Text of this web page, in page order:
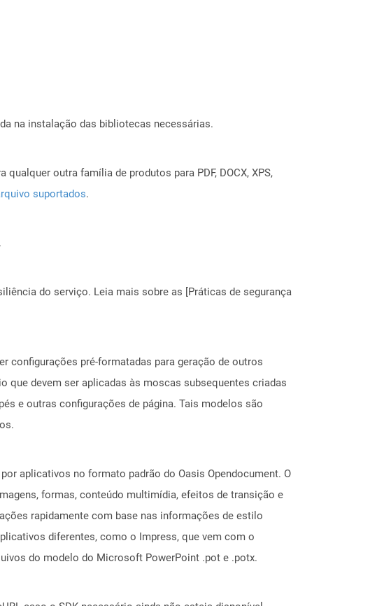
na instalação das bibliotecas necessárias.
outra família de produtos para PDF, DOCX, XPS,
suportados.
.
do serviço. Leia mais sobre as [Práticas de segurança
configurações pré-formatadas para geração de outros
que devem ser aplicadas às moscas subsequentes criadas
e outras configurações de página. Tais modelos são
aplicativos no formato padrão do Oasis Opendocument. O
formas, conteúdo multimídia, efeitos de transição e
rapidamente com base nas informações de estilo
diferentes, como o Impress, que vem com o
do modelo do Microsoft PowerPoint .pot e .potx.